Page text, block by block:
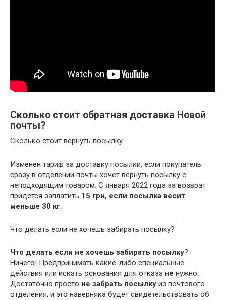
Сколько стоит обратная доставка Новой
почты?
Сколько стоит вернуть посылку
Изменен тариф за доставку посылки, если покупатель
сразу в отделении почты хочет вернуть посылку с
неподходящим товаром. С января 2022 года за возврат
придется заплатить 15 грн, если посылка весит
меньше 30 кг.
Что делать если не хочешь забирать посылку?
Что делать если не хочешь забирать посылку?
Ничего! Предпринимать какие-либо специальные
действия или искать основания для отказа не нужно.
Достаточно просто не забрать посылку из почтового
отделения, и это наверняка будет свидетельствовать об